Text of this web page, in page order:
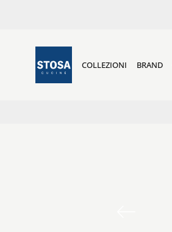
COLLEZIONI BRAND